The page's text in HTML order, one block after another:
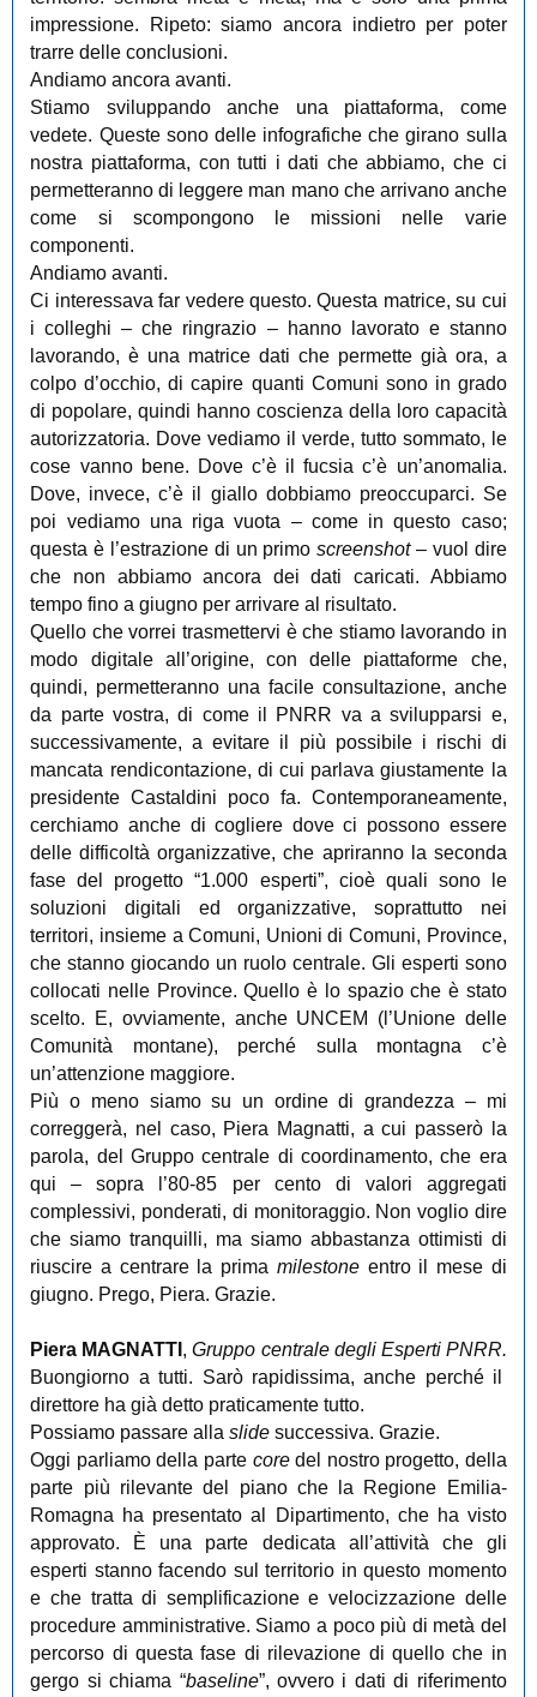
impressione. Ripeto: siamo ancora indietro per poter
trarre delle conclusioni.
Andiamo ancora avanti.
Stiamo sviluppando anche una piattaforma, come
vedete. Queste sono delle infografiche che girano sulla
nostra piattaforma, con tutti i dati che abbiamo, che ci
permetteranno di leggere man mano che arrivano anche
come si scompongono le missioni nelle varie
componenti.
Andiamo avanti.
Ci interessava far vedere questo. Questa matrice, su cui
i colleghi ‒ che ringrazio ‒ hanno lavorato e stanno
lavorando, è una matrice dati che permette già ora, a
colpo d’occhio, di capire quanti Comuni sono in grado
di popolare, quindi hanno coscienza della loro capacità
autorizzatoria. Dove vediamo il verde, tutto sommato, le
cose vanno bene. Dove c’è il fucsia c’è un’anomalia.
Dove, invece, c’è il giallo dobbiamo preoccuparci. Se
poi vediamo una riga vuota ‒ come in questo caso;
questa è l’estrazione di un primoscreenshot‒ vuol dire
che non abbiamo ancora dei dati caricati. Abbiamo
tempo fino a giugno per arrivare al risultato.
Quello che vorrei trasmettervi è che stiamo lavorando in
modo digitale all’origine, con delle piattaforme che,
quindi, permetteranno una facile consultazione, anche
da parte vostra, di come il PNRR va a svilupparsi e,
successivamente, a evitare il più possibile i rischi di
mancata rendicontazione, di cui parlava giustamente la
presidente Castaldini poco fa. Contemporaneamente,
cerchiamo anche di cogliere dove ci possono essere
delle difficoltà organizzative, che apriranno la seconda
fase del progetto “1.000 esperti”, cioè quali sono le
soluzioni digitali ed organizzative, soprattutto nei
territori, insieme a Comuni, Unioni di Comuni, Province,
che stanno giocando un ruolo centrale. Gli esperti sono
collocati nelle Province. Quello è lo spazio che è stato
scelto. E, ovviamente, anche UNCEM (l’Unione delle
Comunità montane), perché sulla montagna c’è
un’attenzione maggiore.
Più o meno siamo su un ordine di grandezza ‒ mi
correggerà, nel caso, Piera Magnatti, a cui passerò la
parola, del Gruppo centrale di coordinamento, che era
qui ‒ sopra l’80-85 per cento di valori aggregati
complessivi, ponderati, di monitoraggio. Non voglio dire
che siamo tranquilli, ma siamo abbastanza ottimisti di
riuscire a centrare la prima milestoneentro il mese di
giugno. Prego, Piera. Grazie.
Piera MAGNATTI ,Gruppo centrale degli Esperti PNRR.
Buongiorno a tutti. Sarò rapidissima, anche perché il
direttore ha già detto praticamente tutto.
Possiamo passare allaslide successiva. Grazie.
Oggi parliamo della parte coredel nostro progetto, della
parte più rilevante del piano che la Regione Emilia-
Romagna ha presentato al Dipartimento, che ha visto
approvato. È una parte dedicata all’attività che gli
esperti stanno facendo sul territorio in questo momento
e che tratta di semplificazione e velocizzazione delle
procedure amministrative. Siamo a poco più di metà del
percorso di questa fase di rilevazione di quello che in
gergo si chiama “baseline”, ovvero i dati di riferimento